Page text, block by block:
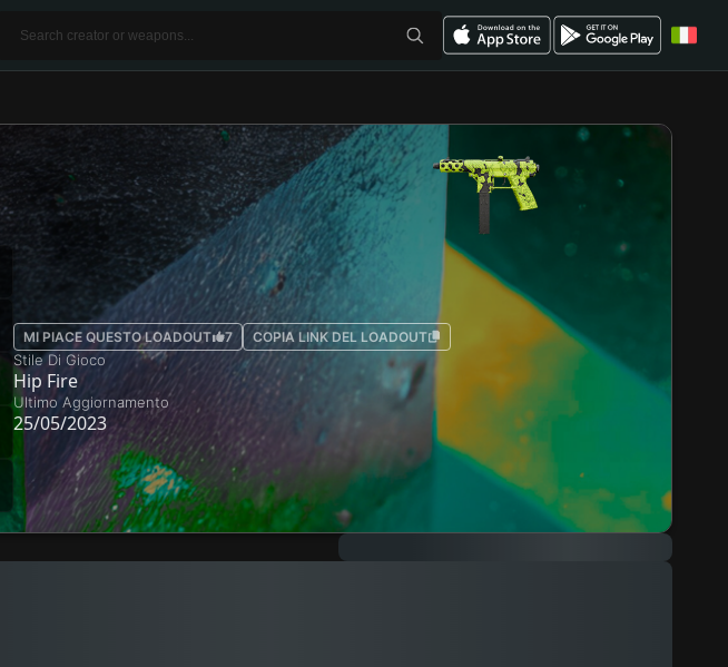
MI PIACE QUESTO LOADOUT 7 COPIA LINK DEL LOADOUT
Stile Di Gioco
Hip Fire
Ultimo Aggiornamento
25/05/2023